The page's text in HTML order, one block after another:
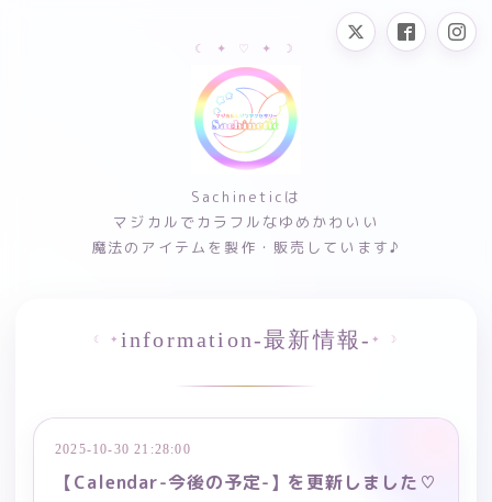
Sachineticは
マジカルでカラフルなゆめかわいい
魔法のアイテムを製作・販売しています♪
information-最新情報-
2025-10-30 21:28:00
【Calendar-今後の予定-】を更新しました♡